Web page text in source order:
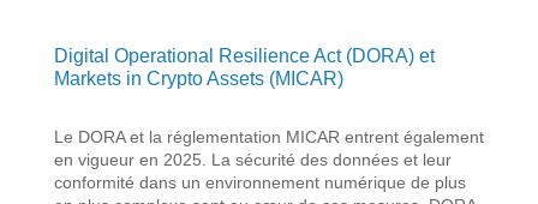
Digital Operational Resilience Act (DORA) et
Markets in Crypto Assets (MICAR)
Le DORA et la réglementation MICAR entrent également
en vigueur en 2025.
La sécurité des données et leur
conformité dans un environnement numérique de plus